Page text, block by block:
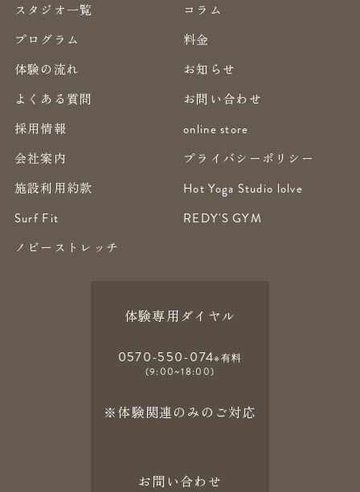
スタジオ一覧
コラム
プログラム
料金
体験の流れ
お知らせ
よくある質問
お問い合わせ
採用情報
online store
会社案内
プライバシーポリシー
施設利用約款
Hot Yoga Studio lolve
Surf Fit
REDY'S GYM
ノビーストレッチ
体験専用ダイヤル
0570-550-074※有料
(9:00~18:00)
※体験関連のみのご対応
お問い合わせ